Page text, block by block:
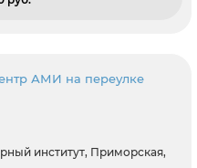
АМИ на переулке
институт, Приморская,